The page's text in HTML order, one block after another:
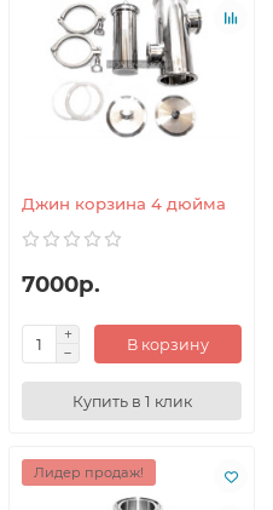
Джин корзина 4 дюйма
7000р.
В корзину
Купить в 1 клик
Лидер продаж!